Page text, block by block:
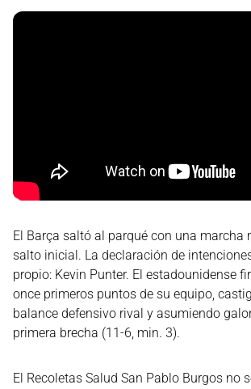
El Barça saltó al parqué con una marcha
salto inicial. La declaración de
propio: Kevin Punter. El estadounidense
once primeros puntos de su equipo,
balance defensivo rival y asumiendo
primera brecha (11-6, min. 3).
El Recoletas Salud San Pablo Burgos no